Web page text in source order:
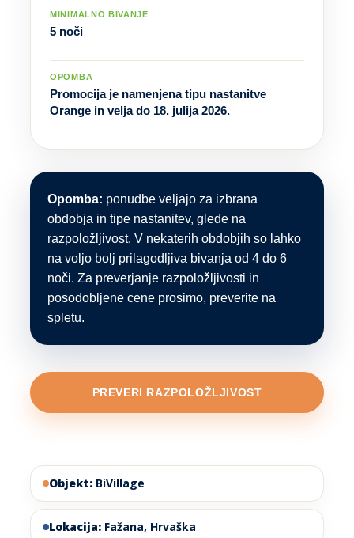
MINIMALNO BIVANJE
5 noči
OPOMBA
Promocija je namenjena tipu nastanitve
Orange in velja do 18. julija 2026.
Opomba: ponudbe veljajo za izbrana
obdobja in tipe nastanitev, glede na
razpoložljivost. V nekaterih obdobjih so lahko
na voljo bolj prilagodljiva bivanja od 4 do 6
noči. Za preverjanje razpoložljivosti in
posodobljene cene prosimo, preverite na
spletu.
PREVERI RAZPOLOŽLJIVOST
Objekt: BiVillage
Lokacija: Fažana, Hrvaška